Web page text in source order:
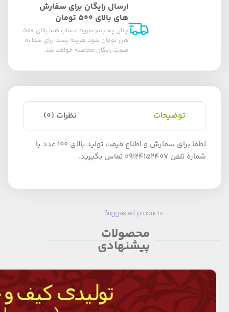
ارسال رایگان برای سفارش
های بالای ۵۰۰ تومان
چنان چه جمع صورت حساب شما بالای ۵۰۰
هزار تومان شود هزینه پست برای شما به
صورت رایگان محاصبه خواهد شد.
توضیحات نظرات (0)
لطفا برای سفارش و اطلاع قیمت تولید بالای 100 عدد با
شماره تلفن 09124152407 تماس بگیرید.
Suggested products
محصولات
پیشنهادی